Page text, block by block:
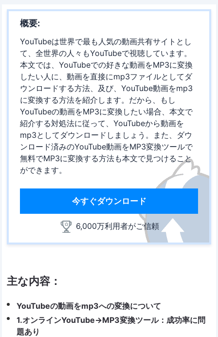
概要:
YouTubeは世界で最も人気の動画共有サイトとし
て、全世界の人々もYouTubeで視聴しています。
本文では、YouTubeでの好きな動画をMP3に変換
したい人に、動画を直接にmp3ファイルとしてダ
ウンロードする方法、及び、YouTube動画をmp3
に変換する方法を紹介します。だから、もし
YouTubeの動画をMP3に変換したい場合、本文で
紹介する対処法に従って、YouTubeから動画を
mp3としてダウンロードしましょう。また、ダウ
ンロード済みのYouTube動画をMP3変換ツールで
無料でMP3に変換する方法も本文で見つけること
ができます。
今すぐダウンロード
6,000万利用者がご信頼
主な内容：
YouTubeの動画をmp3への変換について
1.オンラインYouTube→MP3変換ツール：成功率に問
題あり